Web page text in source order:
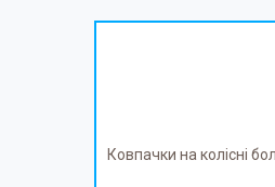
Ковпачки на колісні